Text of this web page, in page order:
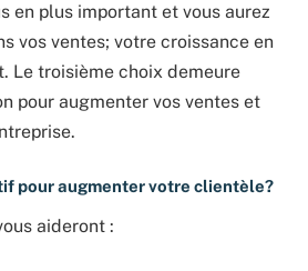
en plus important et vous aurez
vos ventes; votre croissance en
Le troisième choix demeure
pour augmenter vos ventes et
pour augmenter votre clientèle?
aideront :